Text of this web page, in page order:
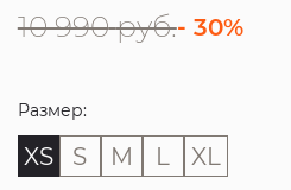
10 990 руб.- 30%
Размер:
XS S M L XL